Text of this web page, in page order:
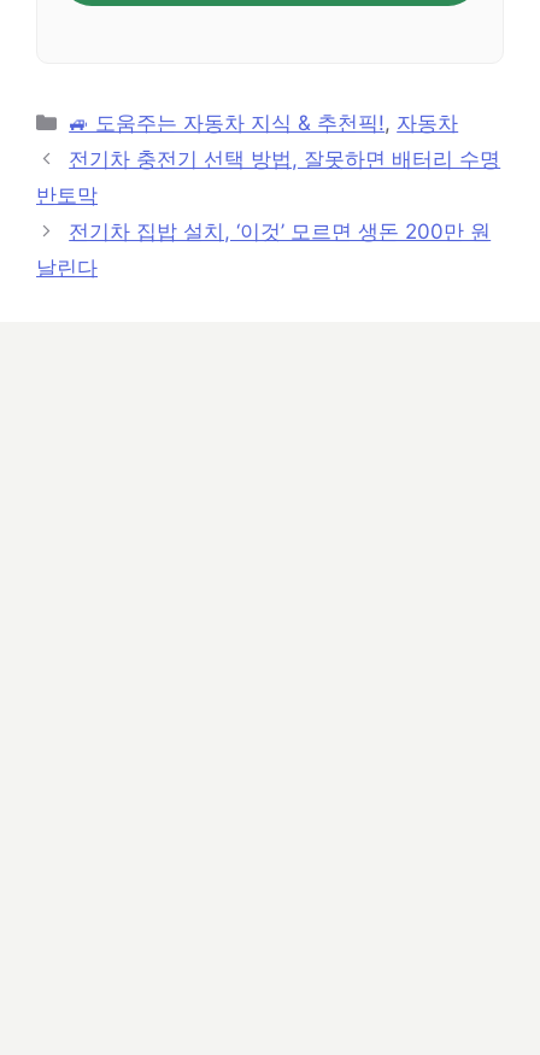
카
테
리
🚙 도움주는 자동차 지식 & 추천픽!, 자동차
전기차 충전기 선택 방법, 잘못하면 배터리 수명
반토막
전기차 집밥 설치, ‘이것’ 모르면 생돈 200만 원
날린다